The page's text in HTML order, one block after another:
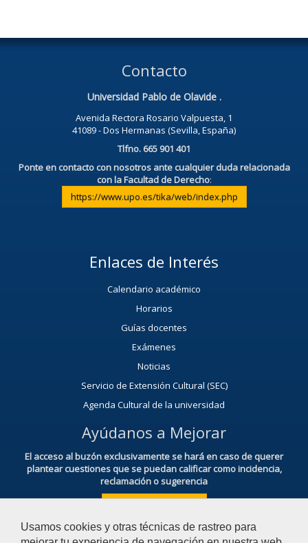
Usamos cookies y otras técnicas de rastreo para
Contacto
Universidad Pablo de Olavide .
Avenida Rectora Rosario Valpuesta, 1
41089 - Dos Hermanas (Sevilla, España)
Tlfno. 665 901 401
Ponte en contacto con nosotros ante cualquier duda relacionada
con la Facultad de Derecho:
https://www.upo.es/tika/web/index.php
Enlaces de Interés
Calendario académico
Horarios
Guías docentes
Exámenes
Noticias
Servicio de Extensión Cultural (SEC)
Agenda Cultural de la universidad
Ayúdanos a Mejorar
El acceso al buzón exclusivamente se hará en caso de querer
plantear cuestiones que se puedan calificar como incidencia,
reclamación o sugerencia